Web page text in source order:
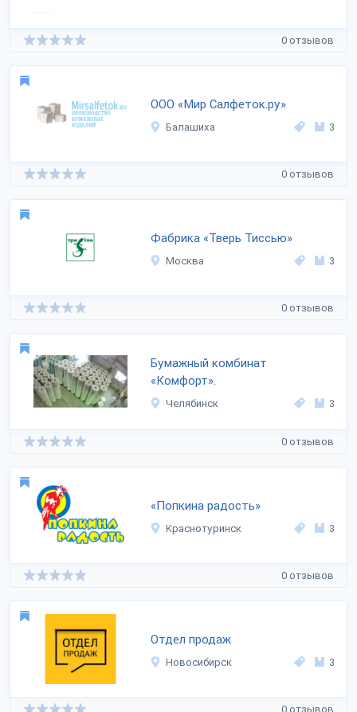
0 отзывов
ООО «Мир Салфеток.ру»
Балашиха 3
0 отзывов
Фабрика «Тверь Тиссью»
Москва 3
0 отзывов
Бумажный комбинат
«Комфорт».
Челябинск 3
0 отзывов
«Попкина радость»
Краснотуринск 3
0 отзывов
Отдел продаж
Новосибирск 3
0 отзывов